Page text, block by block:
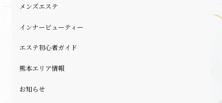
メンズエステ
インナービューティー
エステ初心者ガイド
熊本エリア情報
お知らせ